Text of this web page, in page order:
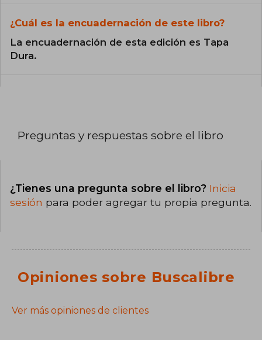
¿Cuál es la encuadernación de este libro?
La encuadernación de esta edición es Tapa
Dura.
Preguntas y respuestas sobre el libro
¿Tienes una pregunta sobre el libro? Inicia
sesión para poder agregar tu propia pregunta.
Opiniones sobre Buscalibre
Ver más opiniones de clientes